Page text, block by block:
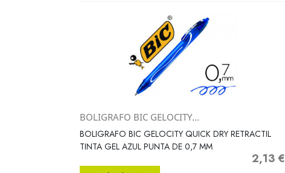
Vista rápida
BOLIGRAFO BIC GELOCITY...
BOLIGRAFO BIC GELOCITY QUICK DRY RETRACTIL
TINTA GEL AZUL PUNTA DE 0,7 MM
Precio
2,13 €